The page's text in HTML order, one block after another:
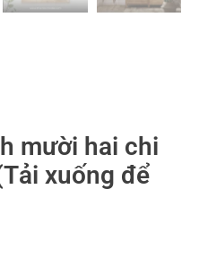
mười hai chi
xuống để